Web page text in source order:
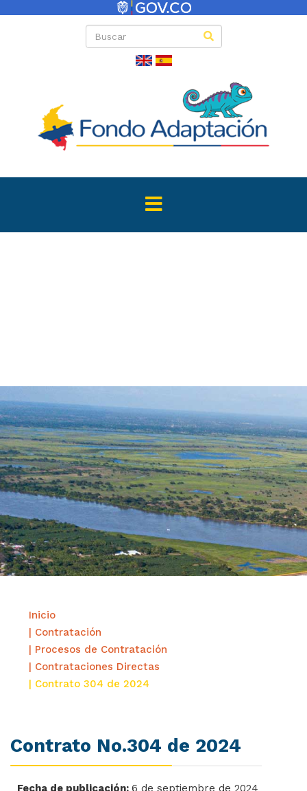
Directas
Inicio
| Contratación
| Procesos de Contratación
| Contrataciones Directas
| Contrato 304 de 2024
Contrato No.304 de 2024
Fecha de publicación: 6 de septiembre de 2024